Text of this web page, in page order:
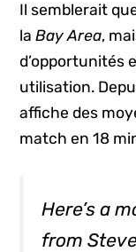
Il semblerait
laBay Area,
d’opportunités
utilisation.
affiche des
match en 18
Here’s a
from